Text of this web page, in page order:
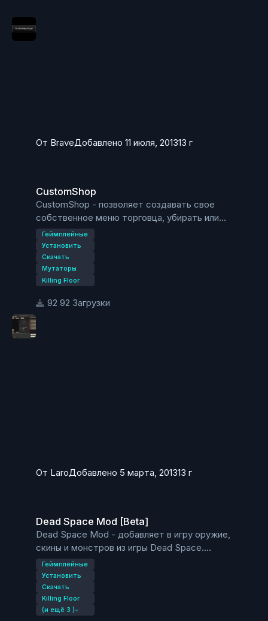
От BraveДобавлено 11 июля, 201313 г
CustomShop
CustomShop - позволяет создавать свое
собственное меню торговца, убирать или
добавлять оружие.
Ini:
WeaponForSale=KFMod.SinglePickup <<< 9ММ
WeaponForSale=KFMod.DualiesPickup <<< 2Х9мм
WeaponForSale=KFMod.DualDeaglePickup <<<
2ХМагнум
WeaponForSale=KFMod.WinchesterPickup <<<
Винтовка
WeaponForSale=KFMod.ChainsawPickup <<<
Геймплейные
Установить
Скачать
Мутаторы
Killing Floor
92 Загрузки
От LaroДобавлено 5 марта, 201313 г
Dead Space Mod [Beta]
Dead Space Mod - добавляет в игру оружие,
скины и монстров из игры Dead Space.
сервер:
HMDeadSpaceMut.DeadSpaceKFGameType
одиночная игра(песочница):
KF-BioticsLab?
Геймплейные
Установить
Скачать
Killing Floor
(и ещё 3 )